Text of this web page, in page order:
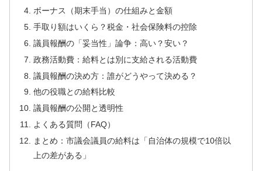
ボーナス（期末手当）の仕組みと金額
手取り額はいくら？税金・社会保険料の控除
議員報酬の「妥当性」論争：高い？安い？
政務活動費：給料とは別に支給される活動費
議員報酬の決め方：誰がどうやって決める？
他の役職との給料比較
議員報酬の公開と透明性
よくある質問（FAQ）
まとめ：市議会議員の給料は「自治体の規模で10倍以
上の差がある」